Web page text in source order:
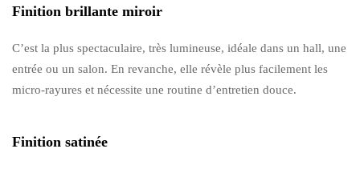
Finition brillante miroir
C’est la plus spectaculaire, très lumineuse, idéale dans un hall, une
entrée ou un salon. En revanche, elle révèle plus facilement les
micro-rayures et nécessite une routine d’entretien douce.
Finition satinée